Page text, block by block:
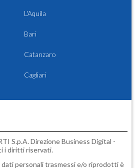
L'Aquila
Bari
Catanzaro
Cagliari
S.p.A. Direzione Business Digital -
i diritti riservati.
personali trasmessi e/o riprodotti è